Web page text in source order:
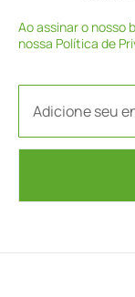
Ao assinar o nosso
nossa Política de